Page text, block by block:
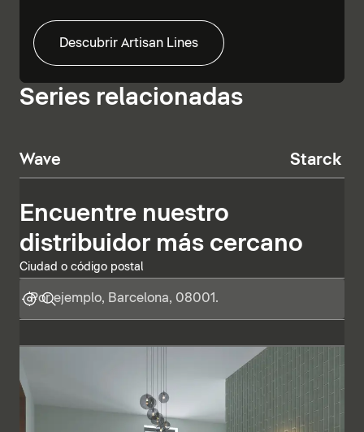
Descubrir Artisan Lines
Series relacionadas
Wave Starck T
Encuentre nuestro
distribuidor más cercano
Ciudad o código postal